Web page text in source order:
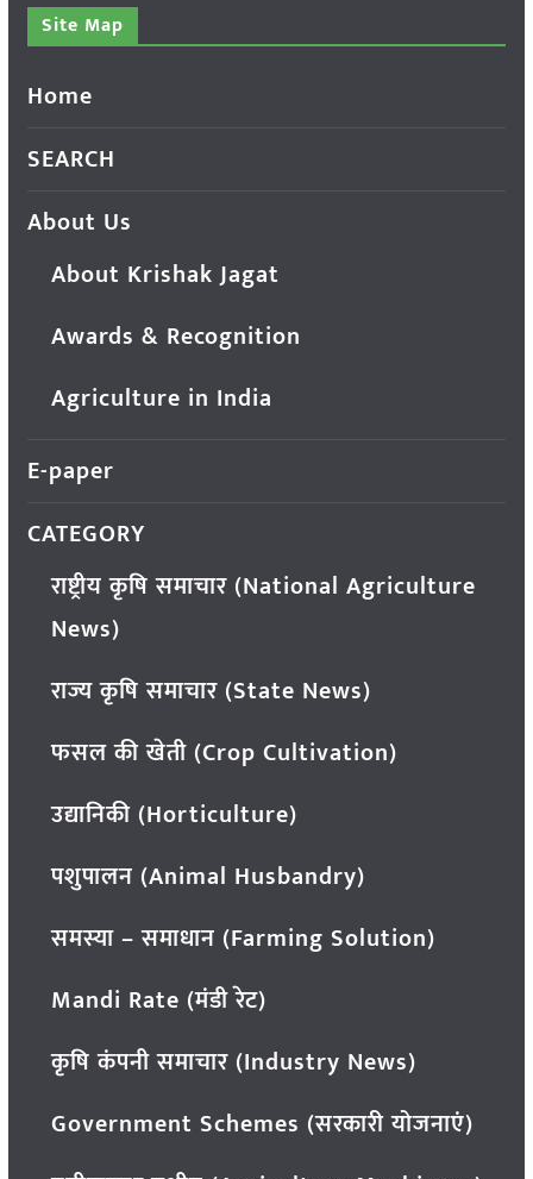
Site Map
Home
SEARCH
About Us
About Krishak Jagat
Awards & Recognition
Agriculture in India
E-paper
CATEGORY
राष्ट्रीय कृषि समाचार (National Agriculture
News)
राज्य कृषि समाचार (State News)
फसल की खेती (Crop Cultivation)
उद्यानिकी (Horticulture)
पशुपालन (Animal Husbandry)
समस्या – समाधान (Farming Solution)
Mandi Rate (मंडी रेट)
कृषि कंपनी समाचार (Industry News)
Government Schemes (सरकारी योजनाएं)